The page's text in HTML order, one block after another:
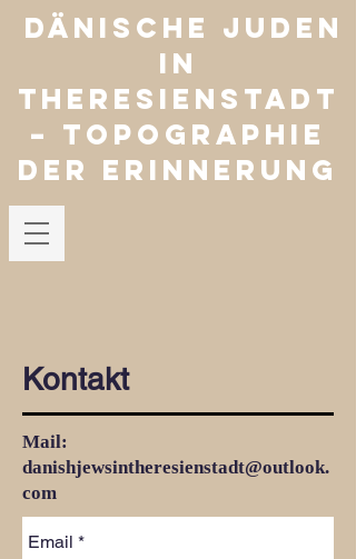
Dänische Juden
in
Theresienstadt
– Topographie
der Erinnerung
Kontakt
Mail:
danishjewsintheresienstadt@outlook.
com